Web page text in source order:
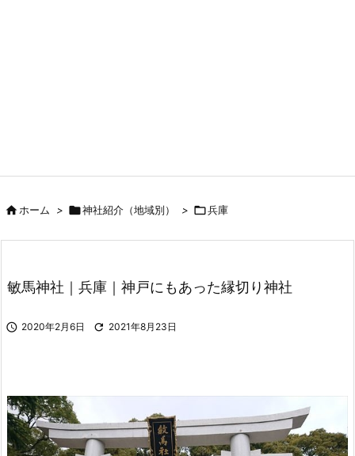
ホーム > 神社紹介（地域別） > 兵庫
敏馬神社｜兵庫｜神戸にもあった縁切り神社
 2020年2月6日  2021年8月23日